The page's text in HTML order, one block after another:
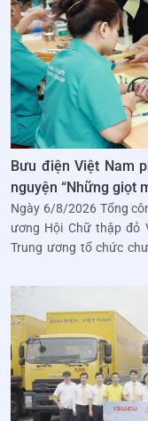
Bưu điện Việt Nam
nguyện “Những giọt
Ngày 6/8/2026 Tổng
ương Hội Chữ thập đỏ
Trung ương tổ chức